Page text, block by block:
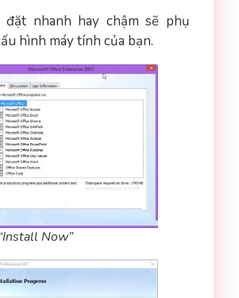
đặt nhanh hay chậm sẽ phụ
hình máy tính của bạn.
Now”